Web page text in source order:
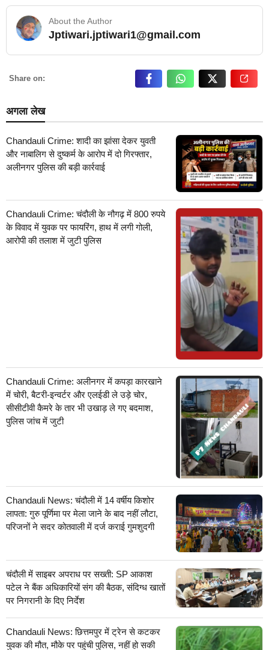
About the Author
Jptiwari.jptiwari1@gmail.com… Read More
Share on:
अगला लेख
Chandauli Crime: शादी का झांसा देकर युवती
और नाबालिग से दुष्कर्म के आरोप में दो गिरफ्तार,
अलीनगर पुलिस की बड़ी कार्रवाई
Chandauli Crime: चंदौली के नौगढ़ में 800 रुपये
के विवाद में युवक पर फायरिंग, हाथ में लगी गोली,
आरोपी की तलाश में जुटी पुलिस
Chandauli Crime: अलीनगर में कपड़ा कारखाने
में चोरी, बैटरी-इन्वर्टर और एलईडी ले उड़े चोर,
सीसीटीवी कैमरे के तार भी उखाड़ ले गए बदमाश,
पुलिस जांच में जुटी
Chandauli News: चंदौली में 14 वर्षीय किशोर
लापता: गुरु पूर्णिमा पर मेला जाने के बाद नहीं लौटा,
परिजनों ने सदर कोतवाली में दर्ज कराई गुमशुदगी
चंदौली में साइबर अपराध पर सख्ती: SP आकाश
पटेल ने बैंक अधिकारियों संग की बैठक, संदिग्ध खातों
पर निगरानी के दिए निर्देश
Chandauli News: छित्तमपुर में ट्रेन से कटकर
युवक की मौत, मौके पर पहुंची पुलिस, नहीं हो सकी